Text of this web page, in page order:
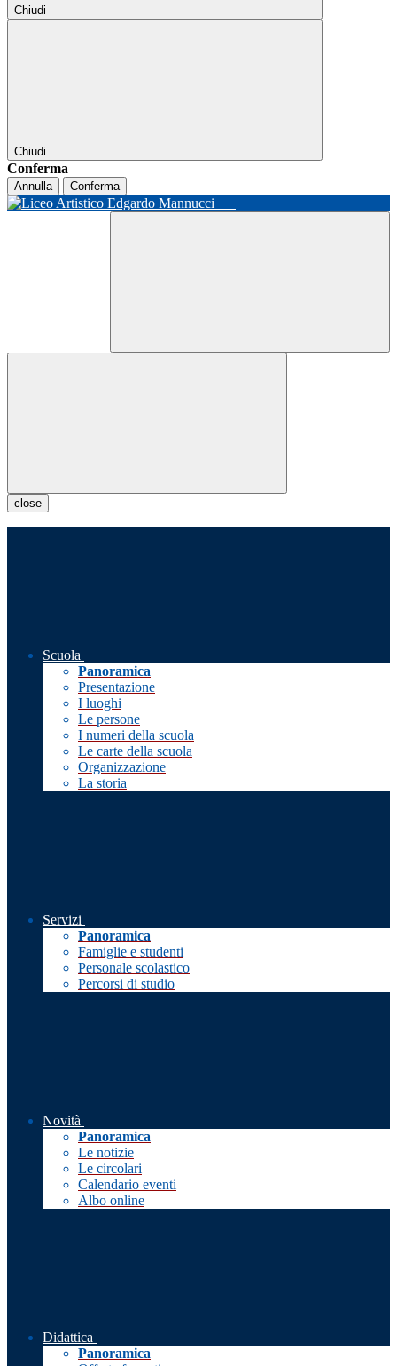
Chiudi
Chiudi
Conferma
Annulla Conferma
close
Scuola
Panoramica
Presentazione
I luoghi
Le persone
I numeri della scuola
Le carte della scuola
Organizzazione
La storia
Servizi
Panoramica
Famiglie e studenti
Personale scolastico
Percorsi di studio
Novità
Panoramica
Le notizie
Le circolari
Calendario eventi
Albo online
Didattica
Panoramica